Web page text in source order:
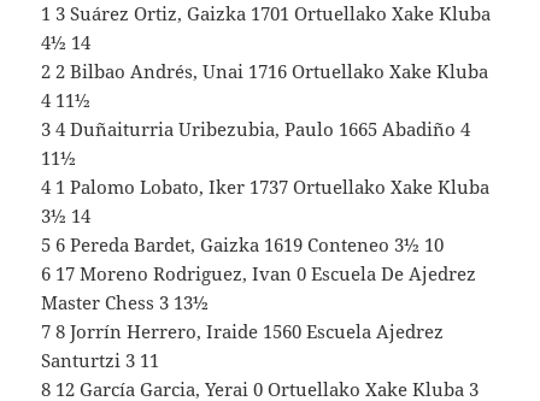
1 3 Suárez Ortiz, Gaizka 1701 Ortuellako Xake Kluba
4½ 14
2 2 Bilbao Andrés, Unai 1716 Ortuellako Xake Kluba
4 11½
3 4 Duñaiturria Uribezubia, Paulo 1665 Abadiño 4
11½
4 1 Palomo Lobato, Iker 1737 Ortuellako Xake Kluba
3½ 14
5 6 Pereda Bardet, Gaizka 1619 Conteneo 3½ 10
6 17 Moreno Rodriguez, Ivan 0 Escuela De Ajedrez
Master Chess 3 13½
7 8 Jorrín Herrero, Iraide 1560 Escuela Ajedrez
Santurtzi 3 11
8 12 García Garcia, Yerai 0 Ortuellako Xake Kluba 3